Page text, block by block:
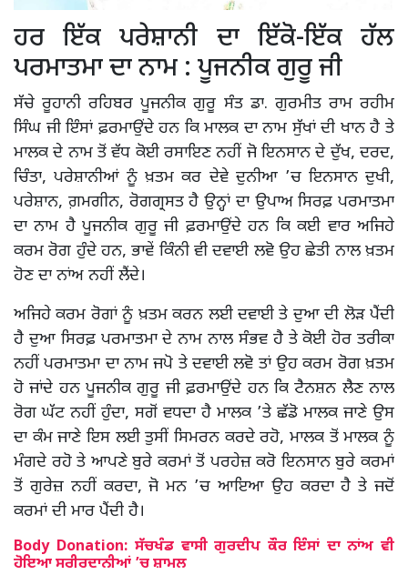
ਹਰ ਇੱਕ ਪਰੇਸ਼ਾਨੀ ਦਾ ਇੱਕੋ-ਇੱਕ ਹੱਲ
ਪਰਮਾਤਮਾ ਦਾ ਨਾਮ : ਪੂਜਨੀਕ ਗੁਰੂ ਜੀ
ਸੱਚੇ ਰੂਹਾਨੀ ਰਹਿਬਰ ਪੂਜਨੀਕ ਗੁਰੂ ਸੰਤ ਡਾ. ਗੁਰਮੀਤ ਰਾਮ ਰਹੀਮ
ਸਿੰਘ ਜੀ ਇੰਸਾਂ ਫ਼ਰਮਾਉਂਦੇ ਹਨ ਕਿ ਮਾਲਕ ਦਾ ਨਾਮ ਸੁੱਖਾਂ ਦੀ ਖਾਨ ਹੈ ਤੇ
ਮਾਲਕ ਦੇ ਨਾਮ ਤੋਂ ਵੱਧ ਕੋਈ ਰਸਾਇਣ ਨਹੀਂ ਜੋ ਇਨਸਾਨ ਦੇ ਦੁੱਖ, ਦਰਦ,
ਚਿੰਤਾ, ਪਰੇਸ਼ਾਨੀਆਂ ਨੂੰ ਖ਼ਤਮ ਕਰ ਦੇਵੇ ਦੁਨੀਆ ’ਚ ਇਨਸਾਨ ਦੁਖੀ,
ਪਰੇਸ਼ਾਨ, ਗ਼ਮਗੀਨ, ਰੋਗਗ੍ਰਸਤ ਹੈ ਉਨ੍ਹਾਂ ਦਾ ਉਪਾਅ ਸਿਰਫ਼ ਪਰਮਾਤਮਾ
ਦਾ ਨਾਮ ਹੈ ਪੂਜਨੀਕ ਗੁਰੂ ਜੀ ਫ਼ਰਮਾਉਂਦੇ ਹਨ ਕਿ ਕਈ ਵਾਰ ਅਜਿਹੇ
ਕਰਮ ਰੋਗ ਹੁੰਦੇ ਹਨ, ਭਾਵੇਂ ਕਿੰਨੀ ਵੀ ਦਵਾਈ ਲਵੋ ਉਹ ਛੇਤੀ ਨਾਲ ਖ਼ਤਮ
ਹੋਣ ਦਾ ਨਾਂਅ ਨਹੀਂ ਲੈਂਦੇ।
ਅਜਿਹੇ ਕਰਮ ਰੋਗਾਂ ਨੂੰ ਖ਼ਤਮ ਕਰਨ ਲਈ ਦਵਾਈ ਤੇ ਦੁਆ ਦੀ ਲੋੜ ਪੈਂਦੀ
ਹੈ ਦੁਆ ਸਿਰਫ਼ ਪਰਮਾਤਮਾ ਦੇ ਨਾਮ ਨਾਲ ਸੰਭਵ ਹੈ ਤੇ ਕੋਈ ਹੋਰ ਤਰੀਕਾ
ਨਹੀਂ ਪਰਮਾਤਮਾ ਦਾ ਨਾਮ ਜਪੋ ਤੇ ਦਵਾਈ ਲਵੋ ਤਾਂ ਉਹ ਕਰਮ ਰੋਗ ਖ਼ਤਮ
ਹੋ ਜਾਂਦੇ ਹਨ ਪੂਜਨੀਕ ਗੁਰੂ ਜੀ ਫ਼ਰਮਾਉਂਦੇ ਹਨ ਕਿ ਟੈਨਸ਼ਨ ਲੈਣ ਨਾਲ
ਰੋਗ ਘੱਟ ਨਹੀਂ ਹੁੰਦਾ, ਸਗੋਂ ਵਧਦਾ ਹੈ ਮਾਲਕ ’ਤੇ ਛੱਡੋ ਮਾਲਕ ਜਾਣੇ ਉਸ
ਦਾ ਕੰਮ ਜਾਣੇ ਇਸ ਲਈ ਤੁਸੀਂ ਸਿਮਰਨ ਕਰਦੇ ਰਹੋ, ਮਾਲਕ ਤੋਂ ਮਾਲਕ ਨੂੰ
ਮੰਗਦੇ ਰਹੋ ਤੇ ਆਪਣੇ ਬੁਰੇ ਕਰਮਾਂ ਤੋਂ ਪਰਹੇਜ਼ ਕਰੋ ਇਨਸਾਨ ਬੁਰੇ ਕਰਮਾਂ
ਤੋਂ ਗੁਰੇਜ਼ ਨਹੀਂ ਕਰਦਾ, ਜੋ ਮਨ ’ਚ ਆਇਆ ਉਹ ਕਰਦਾ ਹੈ ਤੇ ਜਦੋਂ
ਕਰਮਾਂ ਦੀ ਮਾਰ ਪੈਂਦੀ ਹੈ।
Body Donation: ਸੱਚਖੰਡ ਵਾਸੀ ਗੁਰਦੀਪ ਕੌਰ ਇੰਸਾਂ ਦਾ ਨਾਂਅ ਵੀ
ਹੋਇਆ ਸਰੀਰਦਾਨੀਆਂ ’ਚ ਸ਼ਾਮਲ